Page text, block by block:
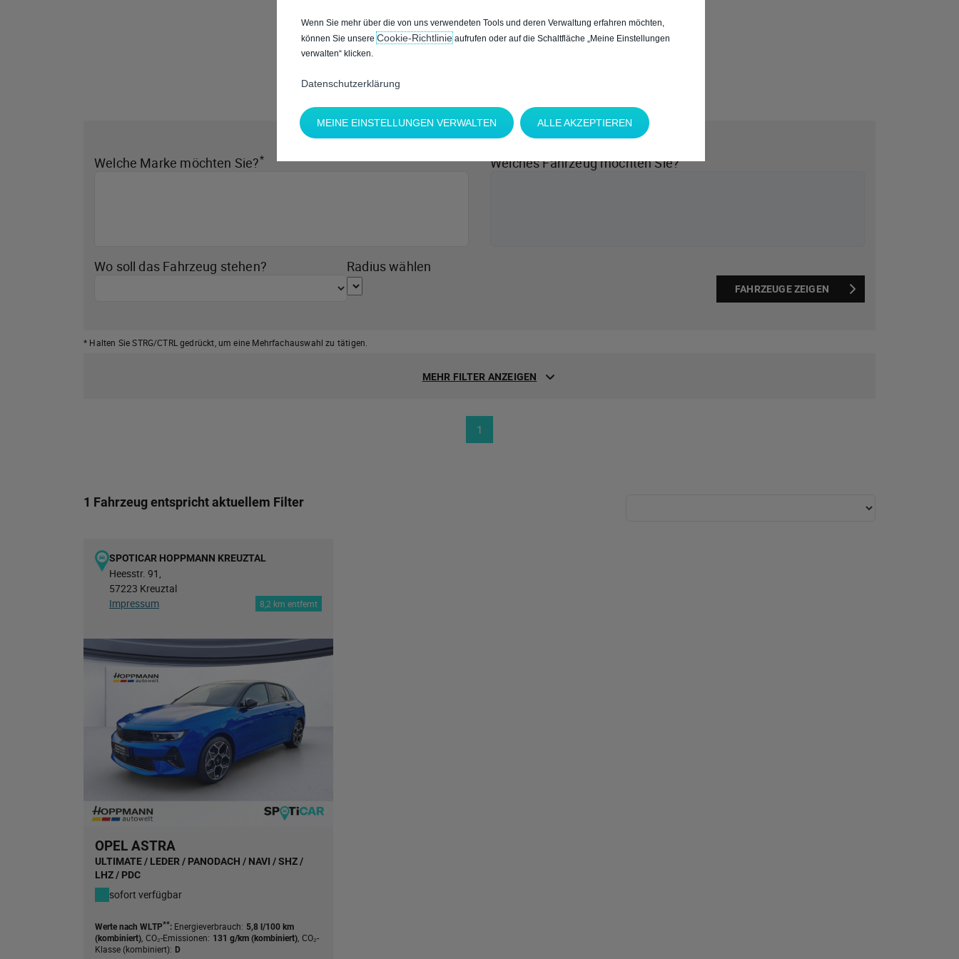
Welche Marke möchten Sie?* Welches Fahrzeug möchten Sie?*
Wo soll das Fahrzeug stehen? Radius wählen
FAHRZEUGE ZEIGEN
* Halten Sie STRG/CTRL gedrückt, um eine Mehrfachauswahl zu tätigen.
MEHR FILTER ANZEIGEN
1
1 Fahrzeug entspricht aktuellem Filter
SPOTICAR HOPPMANN KREUZTAL
Heesstr. 91,
57223 Kreuztal
Impressum
8,2 km entfernt
OPEL ASTRA
ULTIMATE / LEDER / PANODACH / NAVI / SHZ /
LHZ / PDC
sofort verfügbar
Werte nach WLTP**: Energieverbrauch: 5,8 l/100 km
(kombiniert) CO₂-Emissionen: 131 g/km (kombiniert) CO₂-
Klasse (kombiniert): D
Wenn Sie mehr über die von uns verwendeten Tools und deren Verwaltung erfahren möchten,
können Sie unsereCookie‑Richtlinieaufrufen oder auf die Schaltfläche „Meine Einstellungen
verwalten“ klicken.
Datenschutzerklärung
MEINE EINSTELLUNGEN VERWALTEN ALLE AKZEPTIEREN